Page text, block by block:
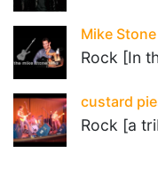
Mike Stone
Rock [In
custard
Rock [a